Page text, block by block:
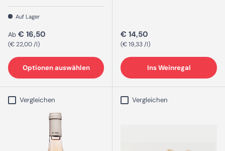
Auf Lager
Normaler Preis
Ab € 16,50
Grundpreis
€ 22,00 /l
Optionen auswählen
Normaler Preis
€ 14,50
Grundpreis
€ 19,33 /l
Ins Weinregal
Vergleichen Vergleichen